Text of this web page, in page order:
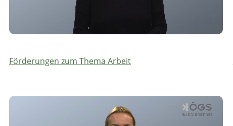
Förderungen zum Thema Arbeit